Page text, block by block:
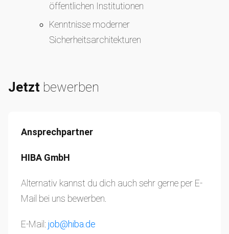
öffentlichen Institutionen
Kenntnisse moderner
Sicherheitsarchitekturen
Jetzt bewerben
Ansprechpartner
HIBA GmbH
Alternativ kannst du dich auch sehr gerne per E-
Mail bei uns bewerben.
E-Mail: job@hiba.de